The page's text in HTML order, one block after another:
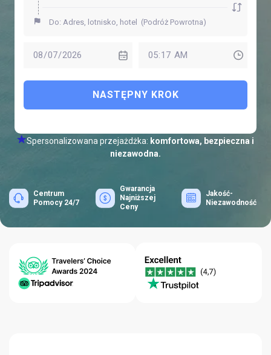
NASTĘPNY KROK
Spersonalizowana przejażdżka: komfortowa, bezpieczna i
niezawodna.
Centrum
Pomocy 24/7
Gwarancja
Najniższej
Ceny
Jakość-
Niezawodność